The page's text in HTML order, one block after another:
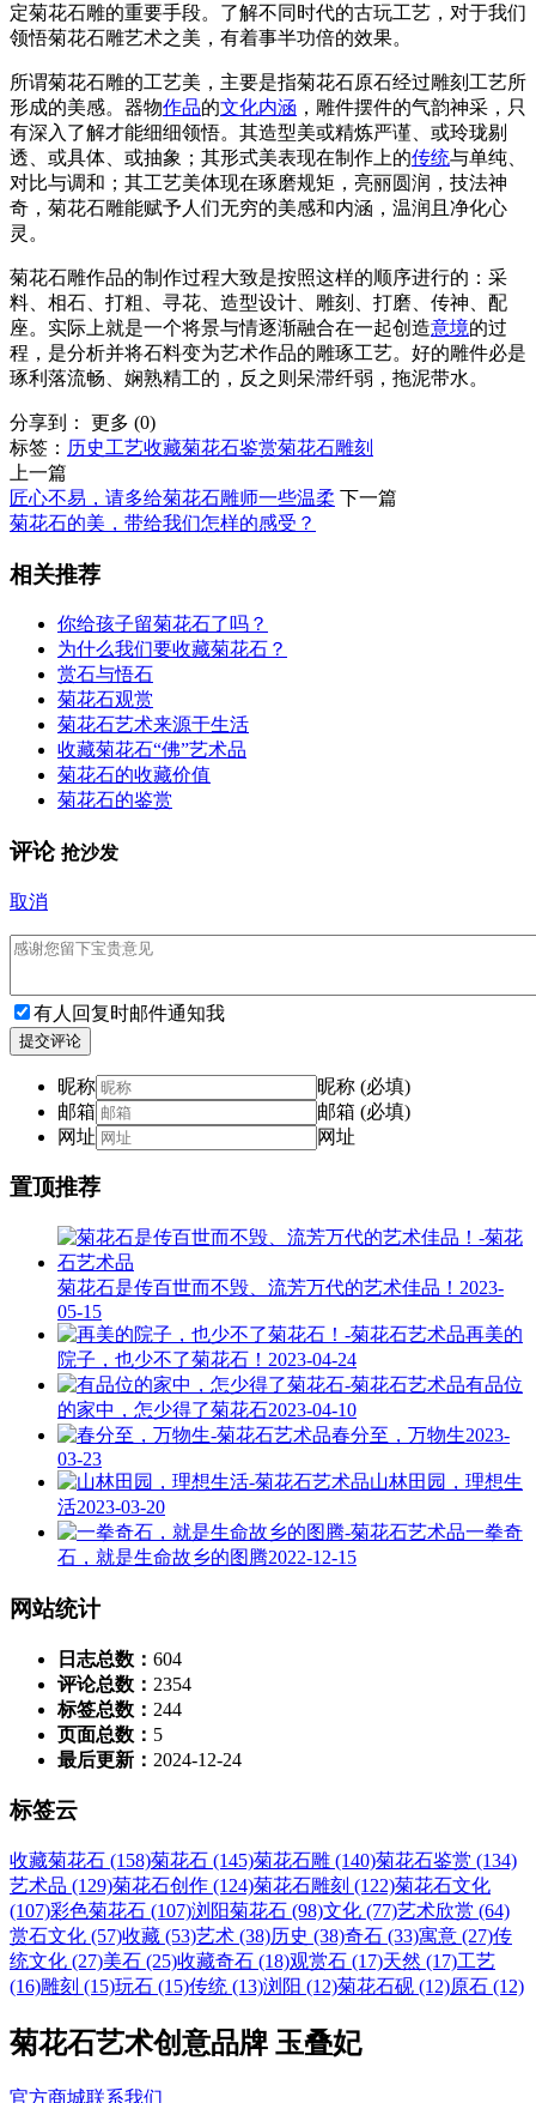
定菊花石雕的重要手段。了解不同时代的古玩工艺，对于我们
领悟菊花石雕艺术之美，有着事半功倍的效果。
所谓菊花石雕的工艺美，主要是指菊花石原石经过雕刻工艺所
形成的美感。器物作品的文化内涵 ，雕件摆件的气韵神采，只
有深入了解才能细细领悟。其造型美或精炼严谨、或玲珑剔
透、或具体、或抽象；其形式美表现在制作上的传统与单纯、
对比与调和；其工艺美体现在琢磨规矩，亮丽圆润，技法神
奇，菊花石雕能赋予人们无穷的美感和内涵，温润且净化心
灵。
菊花石雕作品的制作过程大致是按照这样的顺序进行的：采
料、相石、打粗、寻花、造型设计、雕刻、打磨、传神、配
座。实际上就是一个将景与情逐渐融合在一起创造意境的过
程，是分析并将石料变为艺术作品的雕琢工艺。好的雕件必是
琢利落流畅、娴熟精工的，反之则呆滞纤弱，拖泥带水。
分享到： 更多 (0)
标签： 历史工艺收藏菊花石鉴赏菊花石雕刻
上一篇
匠心不易，请多给菊花石雕师一些温柔 下一篇
菊花石的美，带给我们怎样的感受？
相关推荐
你给孩子留菊花石了吗？
为什么我们要收藏菊花石？
赏石与悟石
菊花石观赏
菊花石艺术来源于生活
收藏菊花石“佛”艺术品
菊花石的收藏价值
菊花石的鉴赏
评论 抢沙发
取消
有人回复时邮件通知我
提交评论
昵称
昵称 (必填)
邮箱
邮箱 (必填)
网址
网址
置顶推荐
菊花石是传百世而不毁、流芳万代的艺术佳品！ 2023-
05-15
再美的
院子，也少不了菊花石！ 2023-04-24
有品位
的家中，怎少得了菊花石2023-04-10
春分至，万物生2023-
03-23
山林田园，理想生
活2023-03-20
一拳奇
石，就是生命故乡的图腾2022-12-15
网站统计
日志总数： 604
评论总数： 2354
标签总数： 244
页面总数： 5
最后更新： 2024-12-24
标签云
收藏菊花石 (158)菊花石 (145)菊花石雕 (140)菊花石鉴赏 (134)
艺术品 (129)菊花石创作 (124)菊花石雕刻 (122)菊花石文化
(107)彩色菊花石 (107)浏阳菊花石 (98)文化 (77)艺术欣赏 (64)
赏石文化 (57)收藏 (53)艺术 (38)历史 (38)奇石 (33)寓意 (27)传
统文化 (27)美石 (25)收藏奇石 (18)观赏石 (17)天然 (17)工艺
(16)雕刻 (15)玩石 (15)传统 (13)浏阳 (12)菊花石砚 (12)原石 (12)
菊花石艺术创意品牌 玉叠妃
官方商城联系我们